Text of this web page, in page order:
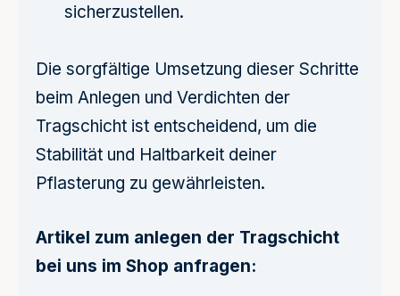
sicherzustellen.
Die sorgfältige Umsetzung dieser Schritte
beim Anlegen und Verdichten der
Tragschicht ist entscheidend, um die
Stabilität und Haltbarkeit deiner
Pflasterung zu gewährleisten.
Artikel zum anlegen der Tragschicht
bei uns im Shop anfragen: